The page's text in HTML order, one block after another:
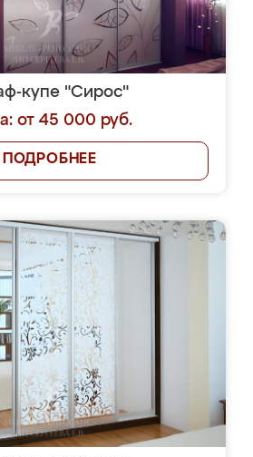
купе "Сирос"
от 45 000 руб.
ПОДРОБНЕЕ